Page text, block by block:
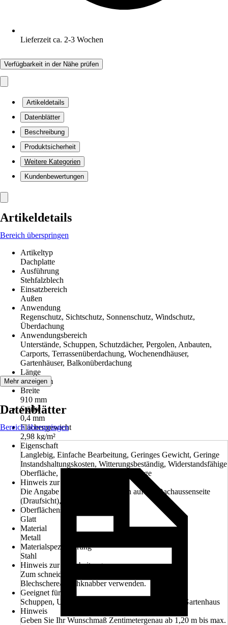
Lieferzeit ca. 2-3 Wochen
Verfügbarkeit in der Nähe prüfen
Artikeldetails
Datenblätter
Beschreibung
Produktsicherheit
Weitere Kategorien
Kundenbewertungen
Artikeldetails
Bereich überspringen
Artikeltyp
Dachplatte
Ausführung
Stehfalzblech
Einsatzbereich
Außen
Anwendung
Regenschutz, Sichtschutz, Sonnenschutz, Windschutz,
Überdachung
Anwendungsbereich
Unterstände, Schuppen, Schutzdächer, Pergolen, Anbauten,
Carports, Terrassenüberdachung, Wochenendhäuser,
Gartenhäuser, Balkonüberdachung
Länge
1 200 mm
Breite
910 mm
Stärke
0,4 mm
Flächengewicht
2,98 kg/m²
Eigenschaft
Langlebig, Einfache Bearbeitung, Geringes Gewicht, Geringe
Instandshaltungskosten, Witterungsbeständig, Widerstandsfähige
Oberfläche, Schlagzäh, Leichte Montage
Hinweis zur Farbe
Die Angabe der Farbe bezieht sich auf die Dachaussenseite
(Draufsicht), Glänzend
Oberflächenstruktur
Glatt
Material
Metall
Materialspezifizierung
Stahl
Hinweis zur Verarbeitung
Zum schneiden bitte ausschließlich eine geeignete
Blechschere/Blechknabber verwenden.
Geeignet für
Schuppen, Unterstand, Pergola, Carport, Veranda, Gartenhaus
Hinweis
Geben Sie Ihr Wunschmaß Zentimetergenau ab 1,20 m bis max.
Mehr anzeigen
Datenblätter
Bereich überspringen